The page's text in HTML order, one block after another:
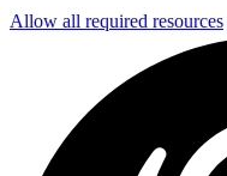
Allow all required resources